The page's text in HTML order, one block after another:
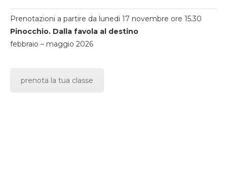
Prenotazioni a partire da lunedi 17 novembre ore 15.30
Pinocchio. Dalla favola al destino
febbraio – maggio 2026
prenota la tua classe